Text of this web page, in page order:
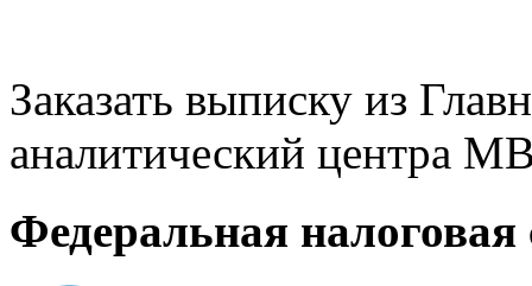
Заказать выписку из
аналитический центра
Федеральная налоговая